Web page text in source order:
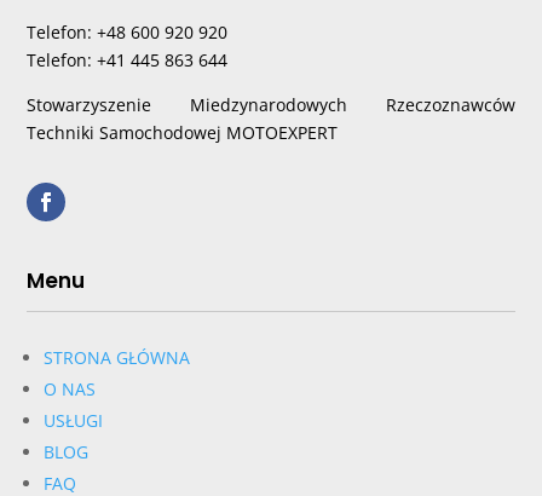
Telefon: +48 600 920 920
Telefon: +41 445 863 644
Stowarzyszenie Miedzynarodowych Rzeczoznawców
Techniki Samochodowej MOTOEXPERT
Menu
STRONA GŁÓWNA
O NAS
USŁUGI
BLOG
FAQ